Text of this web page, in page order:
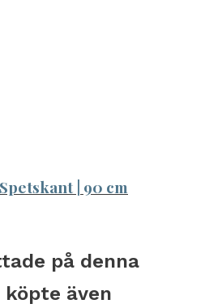
| 90 cm
på denna
även